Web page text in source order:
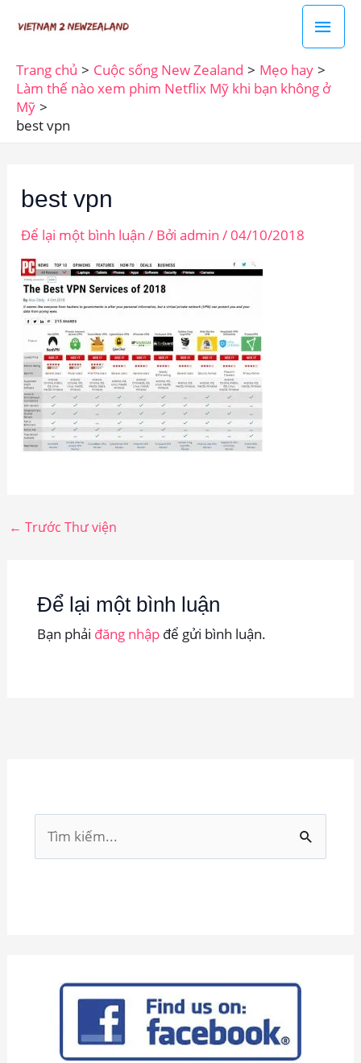
dung
Trang chủ Cuộc sống New Zealand
Mẹo hay
Làm thế nào xem phim Netflix Mỹ khi bạn không ở
Mỹ
best vpn
best vpn
Để lại một bình luận / Bởiadmin/04/10/2018
← Trước Thư viện
Để lại một bình luận
Bạn phải đăng nhậpđể gửi bình luận.
ì